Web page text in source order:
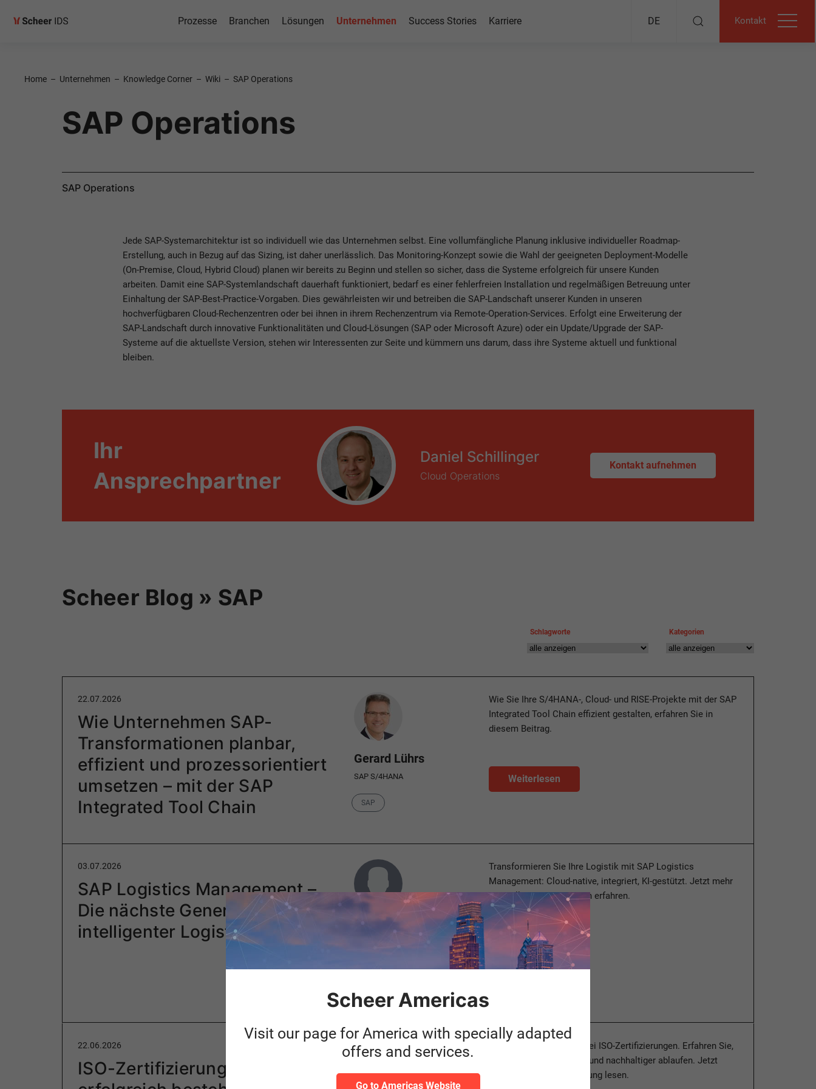
Prozesse Branchen Lösungen Unternehmen Success Stories Karriere DE Kontakt
Home – Unternehmen – Knowledge Corner – Wiki – SAP Operations
SAP Operations
SAP Operations
Jede SAP-Systemarchitektur ist so individuell wie das Unternehmen selbst. Eine vollumfängliche Planung inklusive individueller Roadmap-
Erstellung, auch in Bezug auf das Sizing, ist daher unerlässlich. Das Monitoring-Konzept sowie die Wahl der geeigneten Deployment-Modelle
(On-Premise, Cloud, Hybrid Cloud) planen wir bereits zu Beginn und stellen so sicher, dass die Systeme erfolgreich für unsere Kunden
arbeiten. Damit eine SAP-Systemlandschaft dauerhaft funktioniert, bedarf es einer fehlerfreien Installation und regelmäßigen Betreuung unter
Einhaltung der SAP-Best-Practice-Vorgaben. Dies gewährleisten wir und betreiben die SAP-Landschaft unserer Kunden in unseren
hochverfügbaren Cloud-Rechenzentren oder bei ihnen in ihrem Rechenzentrum via Remote-Operation-Services. Erfolgt eine Erweiterung der
SAP-Landschaft durch innovative Funktionalitäten und Cloud-Lösungen (SAP oder Microsoft Azure) oder ein Update/Upgrade der SAP-
Systeme auf die aktuellste Version, stehen wir Interessenten zur Seite und kümmern uns darum, dass ihre Systeme aktuell und funktional
bleiben.
Ihr
Ansprechpartner
Daniel Schillinger
Cloud Operations
Kontakt aufnehmen
Scheer Blog » SAP
Schlagworte Kategorien
22.07.2026
Wie Unternehmen SAP-
Transformationen planbar,
effizient und prozessorientiert
umsetzen – mit der SAP
Integrated Tool Chain
Author
Gerard Lührs
SAP S/4HANA
Category
SAP
Wie Sie Ihre S/4HANA-, Cloud- und RISE-Projekte mit der SAP
Integrated Tool Chain effizient gestalten, erfahren Sie in
diesem Beitrag.
Weiterlesen
03.07.2026
SAP Logistics Management –
Die nächste Generation
intelligenter Logistik
Author
Lijana Elgamal
Transformieren Sie Ihre Logistik mit SAP Logistics
Management: Cloud-native, integriert, KI-gestützt. Jetzt mehr
zu intelligenten Lösungen erfahren.
Weiterlesen
22.06.2026
ISO-Zertifizierungen
Author
So unterstützt SAP QM bei ISO-Zertifizierungen. Erfahren Sie,
wie Audits strukturierter und nachhaltiger ablaufen. Jetzt
mehr zur Audit-Vorbereitung lesen.
Scheer Americas
Visit our page for America with specially adapted
offers and services.
Go to Americas Website